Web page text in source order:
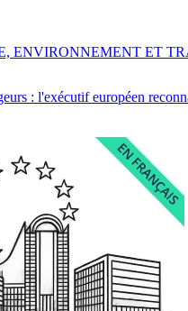
: l'exécutif européen
ENVIRONNEMENT ET